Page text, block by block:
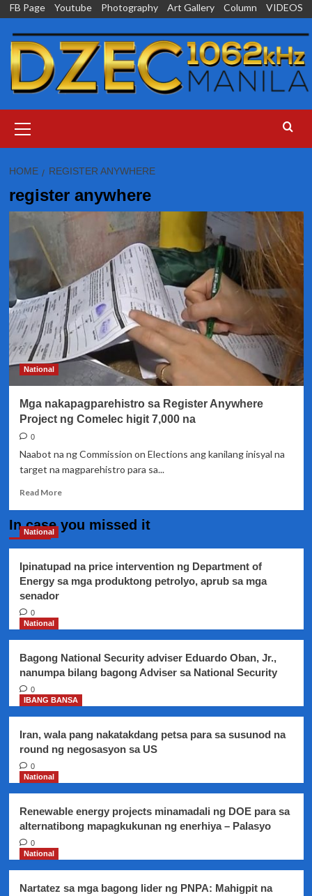
Skip
content
FB Page Youtube Photography Art Gallery Column VIDEOS
Menu
HOME REGISTER ANYWHERE
register anywhere
National
Mga nakapagparehistro sa Register Anywhere
Project ng Comelec higit 7,000 na
0
Naabot na ng Commission on Elections ang kanilang inisyal na
target na magparehistro para sa...
Read MoreRead
Mga
Register
Anywhere
na
In case you missed it
National
Ipinatupad na price intervention ng Department of
Energy sa mga produktong petrolyo, aprub sa mga
senador
0
National
Bagong National Security adviser Eduardo Oban, Jr.,
nanumpa bilang bagong Adviser sa National Security
0
IBANG BANSA
Iran, wala pang nakatakdang petsa para sa susunod na
round ng negosasyon sa US
0
National
Renewable energy projects minamadali ng DOE para sa
alternatibong mapagkukunan ng enerhiya – Palasyo
0
National
Nartatez sa mga bagong lider ng PNPA: Mahigpit na